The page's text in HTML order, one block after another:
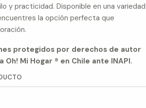
y practicidad. Disponible en una variedad
la opción perfecta que
protegidos por derechos de autor
Mi Hogar ® en Chile ante INAPI.